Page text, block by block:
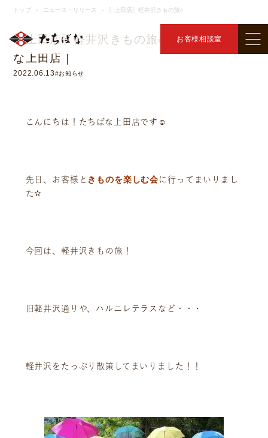
お客様相談室
ニュース・リリース
トップ ＞ ニュース・リリース ＞ 〖上田店〗軽井沢きもの旅⁂
〖上田店〗軽井沢きもの旅⁂ ｜きものたちば
な上田店｜
2022.06.13#お知らせ
こんにちは！たちばな上田店です☺
先日、お客様と きものを楽しむ会 に行ってまいりまし
た✫
今回は、 軽井沢きもの旅！
旧軽井沢通りや、ハルニレテラスなど・・・
軽井沢をたっぷり散策してまいりました！！